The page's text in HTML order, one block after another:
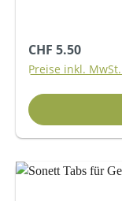
Regulärer Preis:
CHF 5.50
Preise inkl.